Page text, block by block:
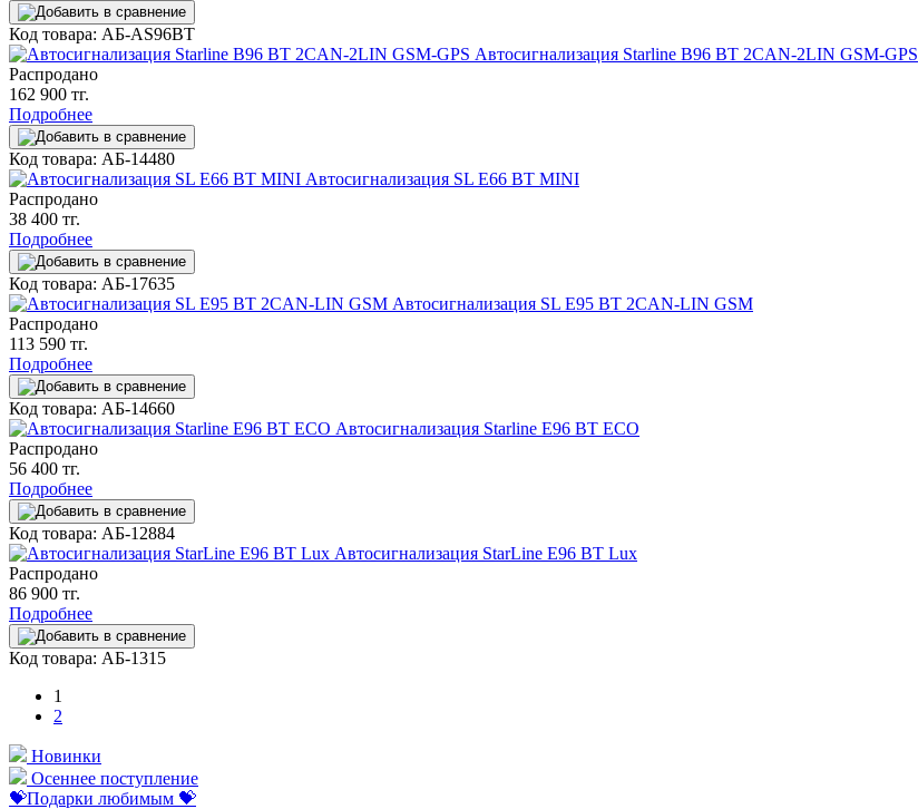
Код товара: АБ-AS96BT
Автосигнализация Starline B96 BT 2CAN-2LIN GSM-GPS
Распродано
162 900 тг.
Подробнее
Код товара: АБ-14480
Автосигнализация SL E66 BT MINI
Распродано
38 400 тг.
Подробнее
Код товара: АБ-17635
Автосигнализация SL E95 BT 2CAN-LIN GSM
Распродано
113 590 тг.
Подробнее
Код товара: АБ-14660
Автосигнализация Starline E96 BT ECO
Распродано
56 400 тг.
Подробнее
Код товара: АБ-12884
Автосигнализация StarLine E96 BT Lux
Распродано
86 900 тг.
Подробнее
Код товара: АБ-1315
1
2
Новинки
Осеннее поступление
💝Подарки любимым 💝